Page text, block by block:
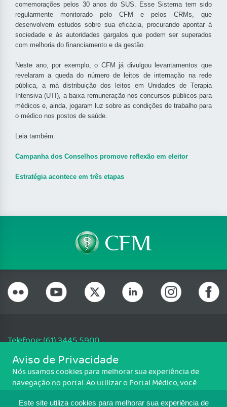
Este site utiliza cookies para melhorar sua experiência de
comemorações pelos 30 anos do SUS. Esse Sistema tem sido
regularmente monitorado pelo CFM e pelos CRMs, que
desenvolvem estudos sobre sua eficácia, procurando apontar à
sociedade e às autoridades gargalos que podem ser superados
com melhoria do financiamento e da gestão.
Neste ano, por exemplo, o CFM já divulgou levantamentos que
revelaram a queda do número de leitos de internação na rede
pública, a má distribuição dos leitos em Unidades de Terapia
Intensiva (UTI), a baixa remuneração nos concursos públicos para
médicos e, ainda, jogaram luz sobre as condições de trabalho para
o médico nos postos de saúde.
Leia também:
Campanha dos Conselhos promove reflexão em eleitor
Estratégia acontece em três etapas
Telefone: (61) 3445 5900
Email: cfm@portalmedico.org.br
SGAS 616, Conjunto D, Lote 115, L2 Sul, Brasília/DF - CEP: 70200-760 -
CNPJ: 33.583.550/0001-30
Aviso de Privacidade
Nós usamos cookies para melhorar sua experiência de
navegação no portal. Ao utilizar o Portal Médico, você